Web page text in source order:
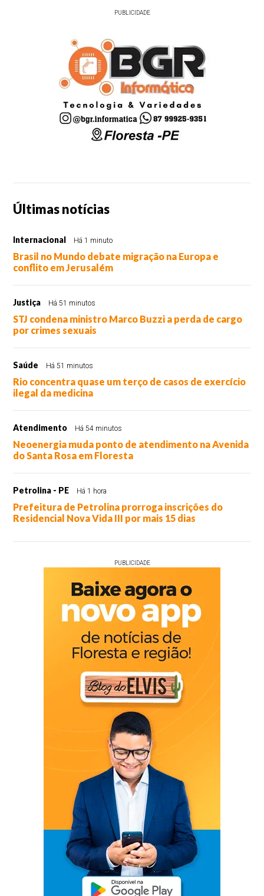
PUBLICIDADE
Últimas notícias
Internacional Há 1 minuto
Brasil no Mundo debate migração na Europa e
conflito em Jerusalém
Justiça Há 51 minutos
STJ condena ministro Marco Buzzi a perda de cargo
por crimes sexuais
Saúde Há 51 minutos
Rio concentra quase um terço de casos de exercício
ilegal da medicina
Atendimento Há 54 minutos
Neoenergia muda ponto de atendimento na Avenida
do Santa Rosa em Floresta
Petrolina - PE Há 1 hora
Prefeitura de Petrolina prorroga inscrições do
Residencial Nova Vida III por mais 15 dias
PUBLICIDADE